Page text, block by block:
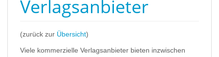
Verlagsanbieter
(zurück zur Übersicht)
Viele kommerzielle Verlagsanbieter bieten inzwischen